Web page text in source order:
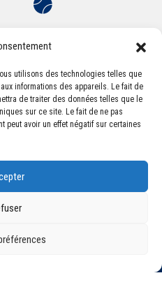
utilisons des technologies telles que
informations des appareils. Le fait de
de traiter des données telles que le
sur ce site. Le fait de ne pas
peut avoir un effet négatif sur certaines
Montferrandaise
Léon Jouhaux
Ferrand Cedex 2
omnisports.com